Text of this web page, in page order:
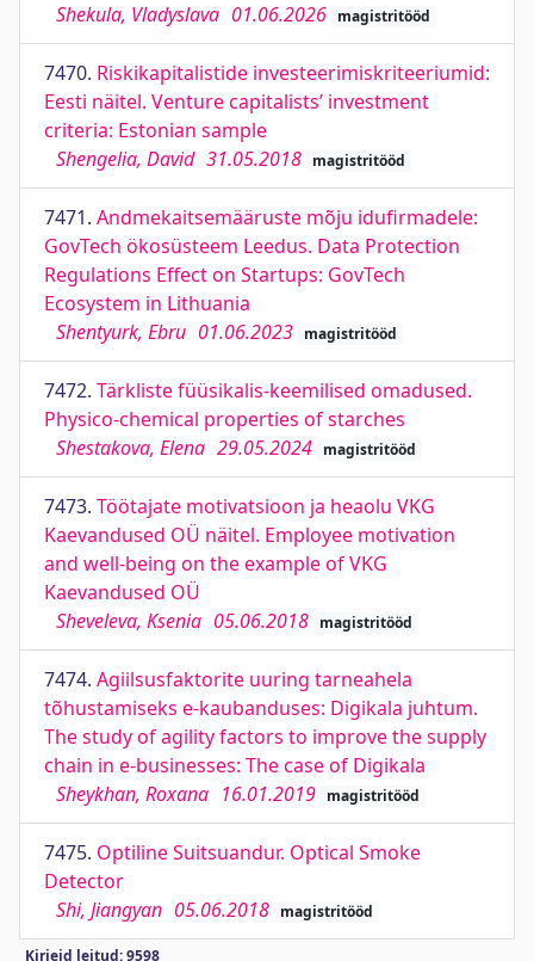
Shekula, Vladyslava 01.06.2026 magistritööd
7470. Riskikapitalistide investeerimiskriteeriumid:
Eesti näitel. Venture capitalists’ investment
criteria: Estonian sample
Shengelia, David 31.05.2018 magistritööd
7471. Andmekaitsemääruste mõju idufirmadele:
GovTech ökosüsteem Leedus. Data Protection
Regulations Effect on Startups: GovTech
Ecosystem in Lithuania
Shentyurk, Ebru 01.06.2023 magistritööd
7472. Tärkliste füüsikalis-keemilised omadused.
Physico-chemical properties of starches
Shestakova, Elena 29.05.2024 magistritööd
7473. Töötajate motivatsioon ja heaolu VKG
Kaevandused OÜ näitel. Employee motivation
and well-being on the example of VKG
Kaevandused OÜ
Sheveleva, Ksenia 05.06.2018 magistritööd
7474. Agiilsusfaktorite uuring tarneahela
tõhustamiseks e-kaubanduses: Digikala juhtum.
The study of agility factors to improve the supply
chain in e-businesses: The case of Digikala
Sheykhan, Roxana 16.01.2019 magistritööd
7475. Optiline Suitsuandur. Optical Smoke
Detector
Shi, Jiangyan 05.06.2018 magistritööd
Kirjeid leitud: 9598